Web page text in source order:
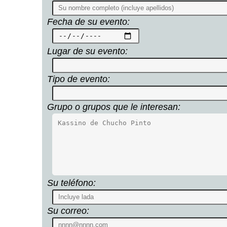
Fecha de su evento:
Lugar de su evento:
Tipo de evento:
Grupo o grupos que le interesan:
Su teléfono:
Su correo: